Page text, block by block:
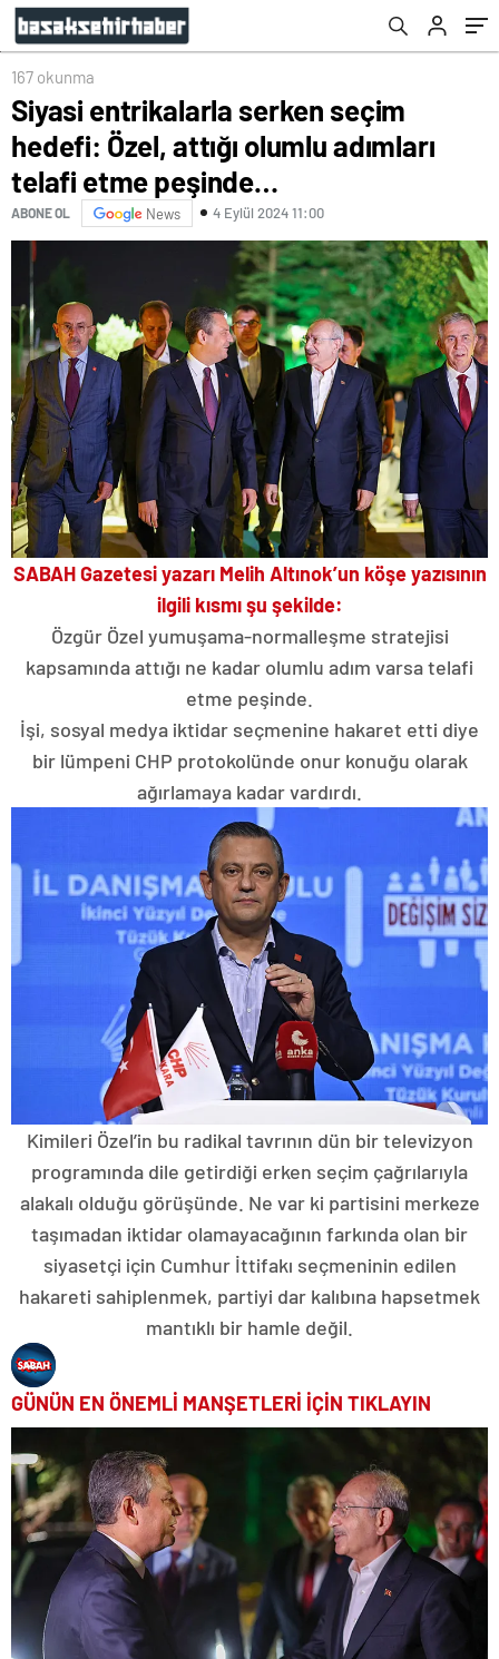
peşinde…
167 okunma
Siyasi entrikalarla serken seçim
hedefi: Özel, attığı olumlu adımları
telafi etme peşinde…
ABONE OL News 4 Eylül 2024 11:00
SABAH Gazetesi yazarı Melih Altınok’un köşe yazısının
ilgili kısmı şu şekilde:
Özgür Özel yumuşama-normalleşme stratejisi
kapsamında attığı ne kadar olumlu adım varsa telafi
etme peşinde.
İşi, sosyal medya iktidar seçmenine hakaret etti diye
bir lümpeni CHP protokolünde onur konuğu olarak
ağırlamaya kadar vardırdı.
Kimileri Özel’in bu radikal tavrının dün bir televizyon
programında dile getirdiği erken seçim çağrılarıyla
alakalı olduğu görüşünde. Ne var ki partisini merkeze
taşımadan iktidar olamayacağının farkında olan bir
siyasetçi için Cumhur İttifakı seçmeninin edilen
hakareti sahiplenmek, partiyi dar kalıbına hapsetmek
mantıklı bir hamle değil.
GÜNÜN EN ÖNEMLİ MANŞETLERİ İÇİN TIKLAYIN